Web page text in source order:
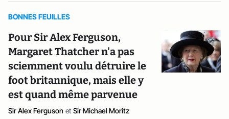
BONNES FEUILLES
Pour Sir Alex Ferguson,
Margaret Thatcher n'a pas
sciemment voulu détruire le
foot britannique, mais elle y
est quand même parvenue
Sir Alex Ferguson et Sir Michael Moritz